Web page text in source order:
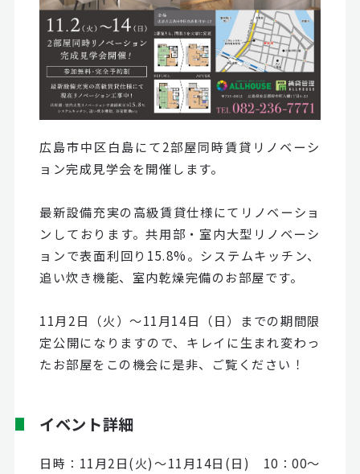
広島市中区白島にて2部屋同時賃貸リノベーシ
ョン完成見学会を開催します。
最新設備充実の高級賃貸仕様にてリノベーショ
ンしております。共用部・室内大型リノベーシ
ョンで表面利回り15.8%。システムキッチン、
追い炊き機能、室内乾燥完備のお部屋です。
11月2日（火）～11月14日（日）までの期間限
定公開になりますので、キレイに生まれ変わっ
たお部屋をこの機会に是非、ご覧ください！
イベント詳細
日時：11月2日(火)～11月14日(日) 10：00～